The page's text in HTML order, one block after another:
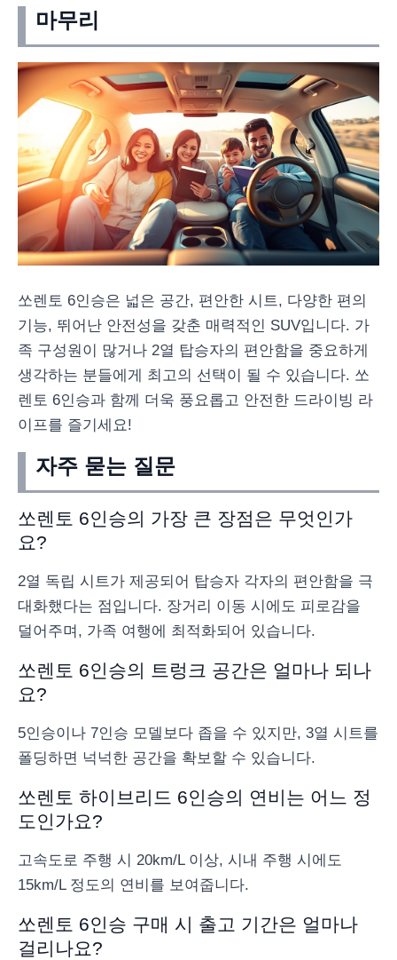
마무리
쏘렌토 6인승은 넓은 공간, 편안한 시트, 다양한 편의
기능, 뛰어난 안전성을 갖춘 매력적인 SUV입니다. 가
족 구성원이 많거나 2열 탑승자의 편안함을 중요하게
생각하는 분들에게 최고의 선택이 될 수 있습니다. 쏘
렌토 6인승과 함께 더욱 풍요롭고 안전한 드라이빙 라
이프를 즐기세요!
자주 묻는 질문
쏘렌토 6인승의 가장 큰 장점은 무엇인가
요?
2열 독립 시트가 제공되어 탑승자 각자의 편안함을 극
대화했다는 점입니다. 장거리 이동 시에도 피로감을
덜어주며, 가족 여행에 최적화되어 있습니다.
쏘렌토 6인승의 트렁크 공간은 얼마나 되나
요?
5인승이나 7인승 모델보다 좁을 수 있지만, 3열 시트를
폴딩하면 넉넉한 공간을 확보할 수 있습니다.
쏘렌토 하이브리드 6인승의 연비는 어느 정
도인가요?
고속도로 주행 시 20km/L 이상, 시내 주행 시에도
15km/L 정도의 연비를 보여줍니다.
쏘렌토 6인승 구매 시 출고 기간은 얼마나
걸리나요?